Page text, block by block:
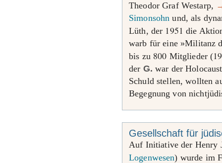
Theodor Graf Westarp,
Simonsohn und, als
Lüth, der 1951 die
warb für eine »Militanz
bis zu 800 Mitglieder (
der G. war der
Schuld stellen, wollten
Begegnung von
Gesellschaft für
Auf Initiative der Henry
Logenwesen) wurde im